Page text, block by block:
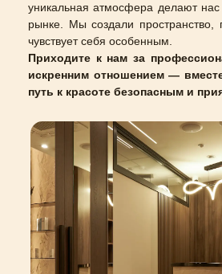
уникальная атмосфера делают
рынке. Мы создали пространство,
чувствует себя особенным.
Приходите к нам за
искренним отношением —
путь к красоте безопасным и